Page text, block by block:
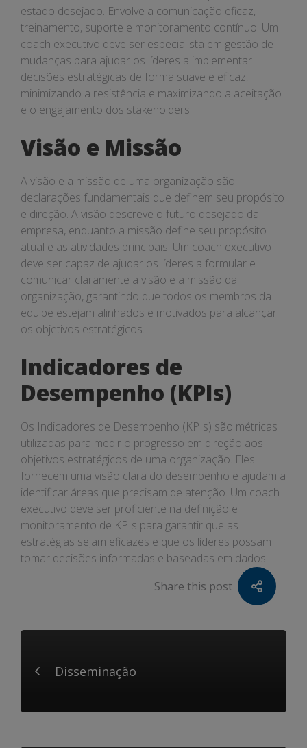
estado desejado. Envolve a comunicação eficaz,
treinamento, suporte e monitoramento contínuo. Um
coach executivo deve ser especialista em gestão de
mudanças para ajudar os líderes a implementar
decisões estratégicas de forma suave e eficaz,
minimizando a resistência e maximizando a aceitação
e o engajamento dos stakeholders.
Visão e Missão
A visão e a missão de uma organização são
declarações fundamentais que definem seu propósito
e direção. A visão descreve o futuro desejado da
empresa, enquanto a missão define seu propósito
atual e as atividades principais. Um coach executivo
deve ser capaz de ajudar os líderes a formular e
comunicar claramente a visão e a missão da
organização, garantindo que todos os membros da
equipe estejam alinhados e motivados para alcançar
os objetivos estratégicos.
Indicadores de
Desempenho (KPIs)
Os Indicadores de Desempenho (KPIs) são métricas
utilizadas para medir o progresso em direção aos
objetivos estratégicos de uma organização. Eles
fornecem uma visão clara do desempenho e ajudam a
identificar áreas que precisam de atenção. Um coach
executivo deve ser proficiente na definição e
monitoramento de KPIs para garantir que as
estratégias sejam eficazes e que os líderes possam
tomar decisões informadas e baseadas em dados.
Share this post
Disseminação